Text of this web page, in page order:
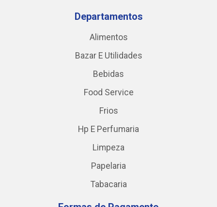
Departamentos
Alimentos
Bazar E Utilidades
Bebidas
Food Service
Frios
Hp E Perfumaria
Limpeza
Papelaria
Tabacaria